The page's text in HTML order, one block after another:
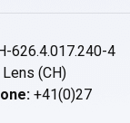
626.4.017.240-4
(CH)
+41(0)27